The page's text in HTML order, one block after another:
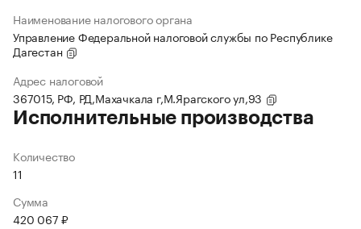
Наименование налогового органа
Управление Федеральной налоговой службы по Республике
Дагестан
Адрес налоговой
367015, РФ, РД,Махачкала г,М.Ярагского ул,93
Исполнительные производства
Количество
11
Сумма
420 067 ₽